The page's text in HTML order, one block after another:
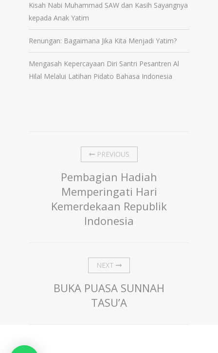
Kisah Nabi Muhammad SAW dan Kasih Sayangnya
kepada Anak Yatim
Renungan: Bagaimana Jika Kita Menjadi Yatim?
Mengasah Kepercayaan Diri Santri Pesantren Al
Hilal Melalui Latihan Pidato Bahasa Indonesia
PREVIOUS
Pembagian Hadiah
Memperingati Hari
Kemerdekaan Republik
Indonesia
NEXT
BUKA PUASA SUNNAH
TASU’A